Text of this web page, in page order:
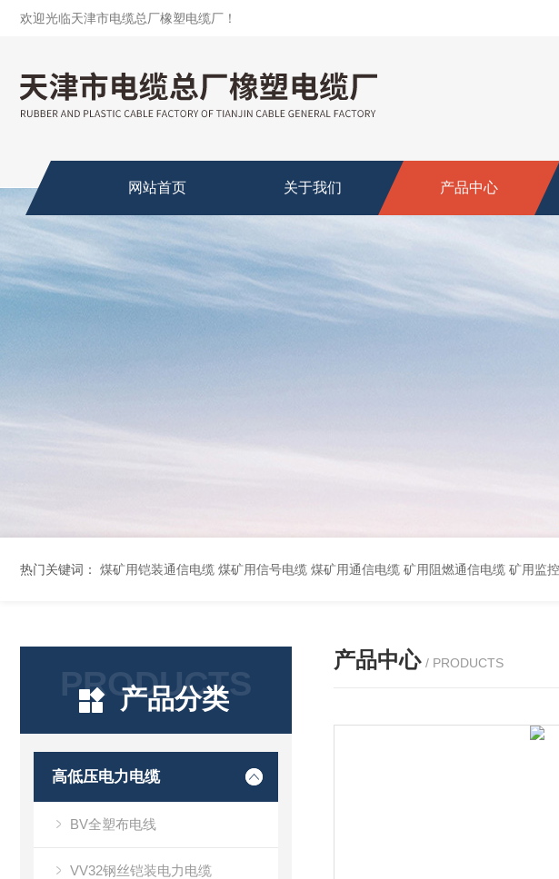
欢迎光临天津市电缆总厂橡塑电缆厂！
网站首页 关于我们 产品中心
热门关键词： 煤矿用铠装通信电缆 煤矿用信号电缆 煤矿用通信电缆 矿用阻燃通信电缆 矿用监控电缆 矿用通信电缆 橡套软电缆YZ-3*1.5+1 YCW橡胶电缆3*10+1*6 船用橡套软电缆CEFR-3*2.5 煤矿用移动橡套软电缆MY3*4+1*4 阻燃屏蔽计算机电缆ZR-DJYPVP 2*2*0.75 ZR-DJYVP阻燃计算机电缆3*2*1.0 矿用阻燃控制
PRODUCTS
产品分类
高低压电力电缆
BV全塑布电线
VV32钢丝铠装电力电缆
产品中心 / PRODUCTS